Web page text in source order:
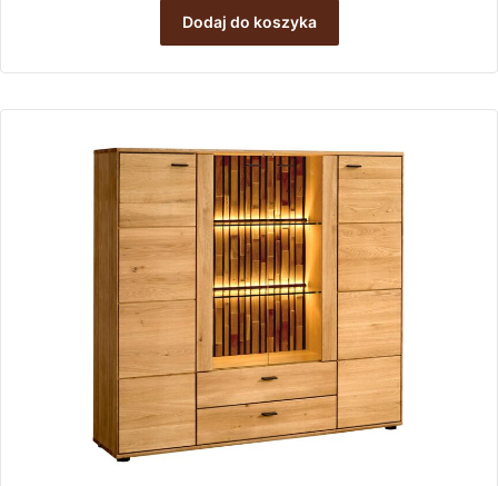
wynosiła:
4
363,00 zł. 145,00 zł.
Dodaj do koszyka